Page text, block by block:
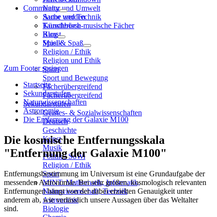
Natur und Umwelt
Sache und Technik
Künstlerisch-musische Fächer
Kunst
Musik
Religion / Ethik
Religion und Ethik
Sport
Sport und Bewegung
Fächerübergreifend
Fächerübergreifend
Sekundarstufen
Geistes- & Sozialwissenschaften
Deutsch
Geschichte
Kunst
Musik
Politik / SoWi
Religion / Ethik
Sport
MINT: Mathematik, Informatik,
Naturwissenschaft, Technik
Astronomie
Biologie
Community
Autor werden
Tauschbörse
Blog
Spiel & Spaß
Zum Footer springen
Startseite
Sekundarstufen
Naturwissenschaften
Astronomie
Die Entfernung der Galaxie M100
Die kosmische Entfernungsskala
"Entfernung der Galaxie M100"
Entfernungsbestimmung im Universum ist eine Grundaufgabe der
messenden Astronomie. Bei sehr großen, kosmologisch relevanten
Entfernungen hängt von der dabei erzielten Genauigkeit unter
anderem ab, wie verlässlich unsere Aussagen über das Weltalter
sind.